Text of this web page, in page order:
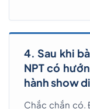
4. Sau khi
NPT có
hành show
Chắc chắn có.